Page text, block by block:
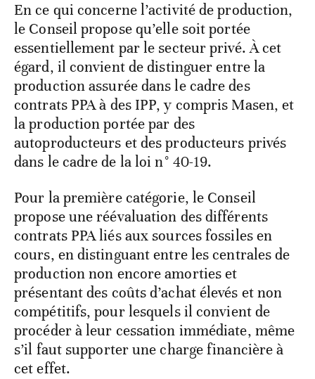
En ce qui concerne l’activité de production,
le Conseil propose qu’elle soit portée
essentiellement par le secteur privé. À cet
égard, il convient de distinguer entre la
production assurée dans le cadre des
contrats PPA à des IPP, y compris Masen, et
la production portée par des
autoproducteurs et des producteurs privés
dans le cadre de la loi n° 40-19.
Pour la première catégorie, le Conseil
propose une réévaluation des différents
contrats PPA liés aux sources fossiles en
cours, en distinguant entre les centrales de
production non encore amorties et
présentant des coûts d’achat élevés et non
compétitifs, pour lesquels il convient de
procéder à leur cessation immédiate, même
s’il faut supporter une charge financière à
cet effet.